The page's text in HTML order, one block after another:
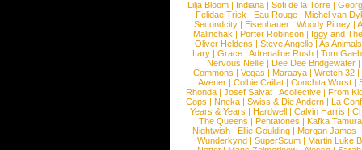
Lilja Bloom | Indiana | Sofi de la Torre |
Felidae Trick | Eau Rouge | Michel van
Secondcity |Eisenhauer |Woody Pitney |
Malinchak |Porter Robinson | Iggy and
Oliver Heldens |Steve Angello |As Animals
Lary | Grace | Adrenaline Rush | Tom
Nervous Nellie | Dee Dee Bridgewater |
Commons |Vegas |Maraaya |Wretch 32 |
Avener | Colbie Caillat | Conchita Wurst |
Rhonda | Josef Salvat | Acollective | From
Cops | Nneka | Swiss & Die Andern | La
Years & Years |Hardwell |Calvin Harris |
The Queens | Pentatones | Kafka Tamura
Nightwish |Ellie Goulding |Morgan James
Wunderkynd | SuperScum | Martin Luke